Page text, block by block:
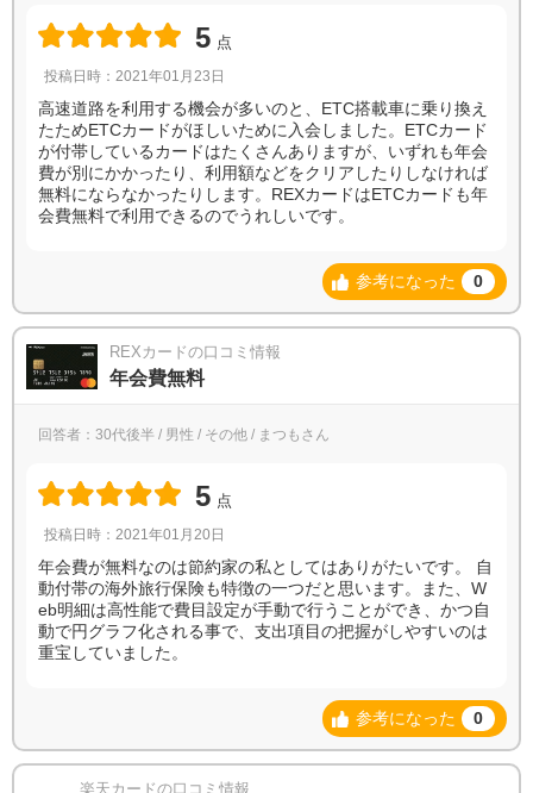
5 点
投稿日時：2021年01月23日
高速道路を利用する機会が多いのと、ETC搭載車に乗り換え
たためETCカードがほしいために入会しました。ETCカード
が付帯しているカードはたくさんありますが、いずれも年会
費が別にかかったり、利用額などをクリアしたりしなければ
無料にならなかったりします。REXカードはETCカードも年
会費無料で利用できるのでうれしいです。
参考になった 0
REXカードの口コミ情報
年会費無料
回答者：30代後半 / 男性 / その他 / まつもさん
5 点
投稿日時：2021年01月20日
年会費が無料なのは節約家の私としてはありがたいです。 自
動付帯の海外旅行保険も特徴の一つだと思います。また、W
eb明細は高性能で費目設定が手動で行うことができ、かつ自
動で円グラフ化される事で、支出項目の把握がしやすいのは
重宝していました。
参考になった 0
楽天カードの口コミ情報